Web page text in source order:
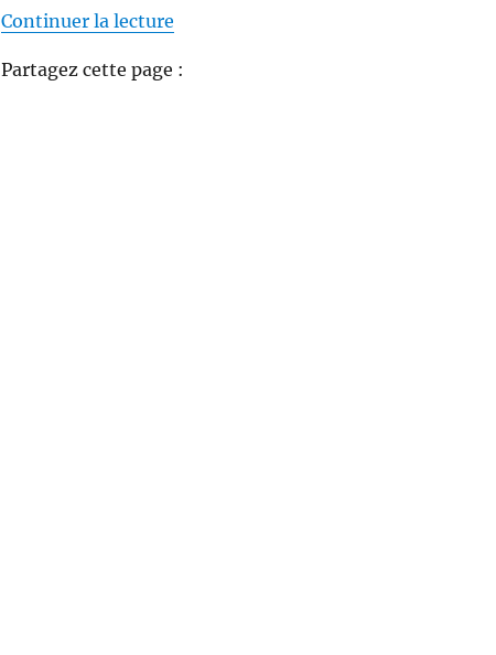
Continuer la lecturede « Comment bien tirer en battue ? »
Partagez cette page :